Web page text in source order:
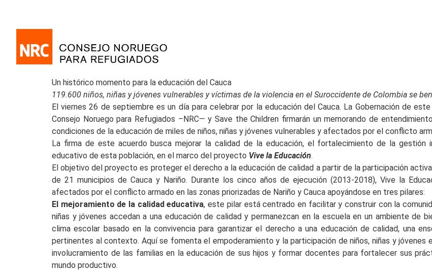
Un histórico momento para la educación del Cauca
119.600 niños, niñas y jóvenes vulnerables y víctimas de la violencia en el Suroccidente de Colombia se
El viernes 26 de septiembre es un día para celebrar por la educación del Cauca. La Gobernación de
Consejo Noruego para Refugiados –NRC— y Save the Children firmarán un memorando de
condiciones de la educación de miles de niños, niñas y jóvenes vulnerables y afectados por el conflicto
La firma de este acuerdo busca mejorar la calidad de la educación, el fortalecimiento de la
educativo de esta población, en el marco del proyecto Vive la Educación.
El objetivo del proyecto es proteger el derecho a la educación de calidad a partir de la participación
de 21 municipios de Cauca y Nariño. Durante los cinco años de ejecución (2013-2018), Vive la
afectados por el conflicto armado en las zonas priorizadas de Nariño y Cauca apoyándose en tres pilares:
El mejoramiento de la calidad educativa, este pilar está centrado en facilitar y construir con la
niñas y jóvenes accedan a una educación de calidad y permanezcan en la escuela en un ambiente de
clima escolar basado en la convivencia para garantizar el derecho a una educación de calidad, una
pertinentes al contexto. Aquí se fomenta el empoderamiento y la participación de niños, niñas y jóvenes
involucramiento de las familias en la educación de sus hijos y formar docentes para fortalecer sus
mundo productivo.